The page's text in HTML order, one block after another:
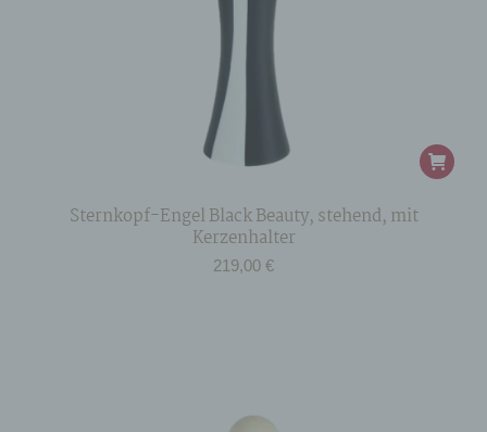
Sternkopf-Engel Black Beauty, stehend, mit
Kerzenhalter
219,00 €